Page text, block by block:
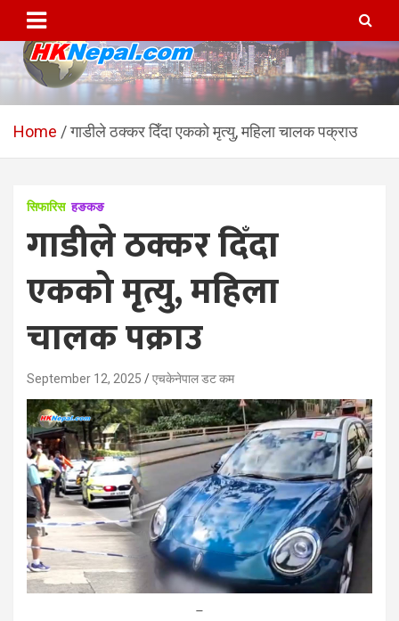
content
HKNepal.com – हङकङबाट
सञ्चालित पहिलो नेपाली अनलाईन
hknepal, hknepal.com, hk nepal, hk nepal com
Home गाडीले ठक्कर दिँदा एकको मृत्यु, महिला चालक पक्राउ
सिफारिस हङकङ
गाडीले ठक्कर दिँदा
एकको मृत्यु, महिला
चालक पक्राउ
September 12, 2025 एचकेनेपाल डट कम
–